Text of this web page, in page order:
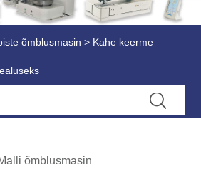
õmblusmasin > Kahe keerme
õmblusmasin